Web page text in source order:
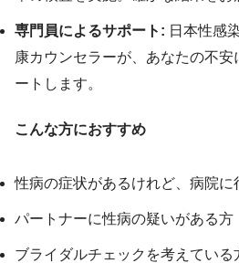
専門員によるサポート: 日本性感
康カウンセラーが、あなたの不
ートします。
こんな方におすすめ
性病の症状があるけれど、病院
パートナーに性病の疑いがある方
ブライダルチェックを考えている